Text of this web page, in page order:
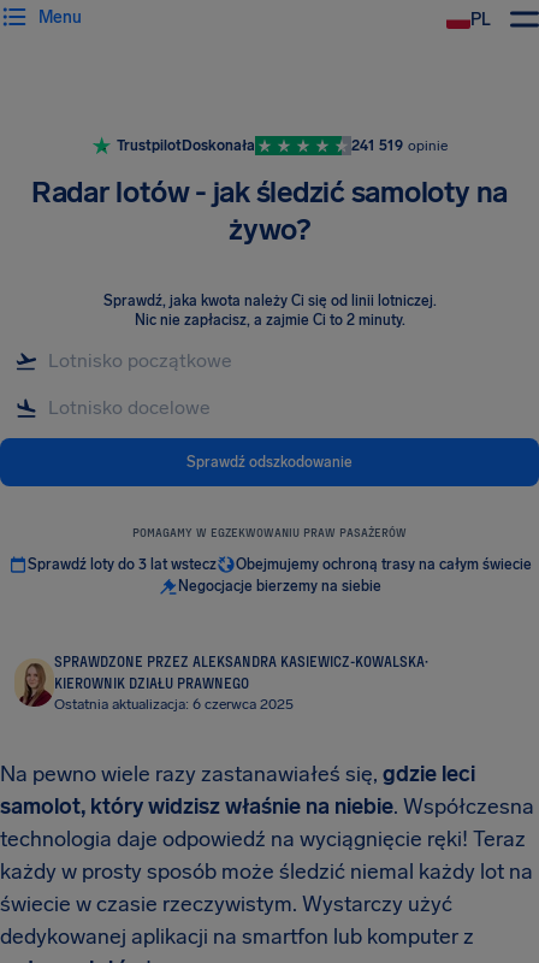
PL
Menu
TrustpilotDoskonała 241 519 opinie
Radar lotów - jak śledzić samoloty na
żywo?
Sprawdź, jaka kwota należy Ci się od linii lotniczej.
Nic nie zapłacisz, a zajmie Ci to 2 minuty.
Sprawdź odszkodowanie
POMAGAMY W EGZEKWOWANIU PRAW PASAŻERÓW
Sprawdź loty do 3 lat wstecz
Obejmujemy ochroną trasy na całym świecie
Negocjacje bierzemy na siebie
SPRAWDZONE PRZEZ ALEKSANDRA KASIEWICZ-KOWALSKA·
KIEROWNIK DZIAŁU PRAWNEGO
Ostatnia aktualizacja: 6 czerwca 2025
Na pewno wiele razy zastanawiałeś się, gdzie leci
samolot, który widzisz właśnie na niebie. Współczesna
technologia daje odpowiedź na wyciągnięcie ręki! Teraz
każdy w prosty sposób może śledzić niemal każdy lot na
świecie w czasie rzeczywistym. Wystarczy użyć
dedykowanej aplikacji na smartfon lub komputer z